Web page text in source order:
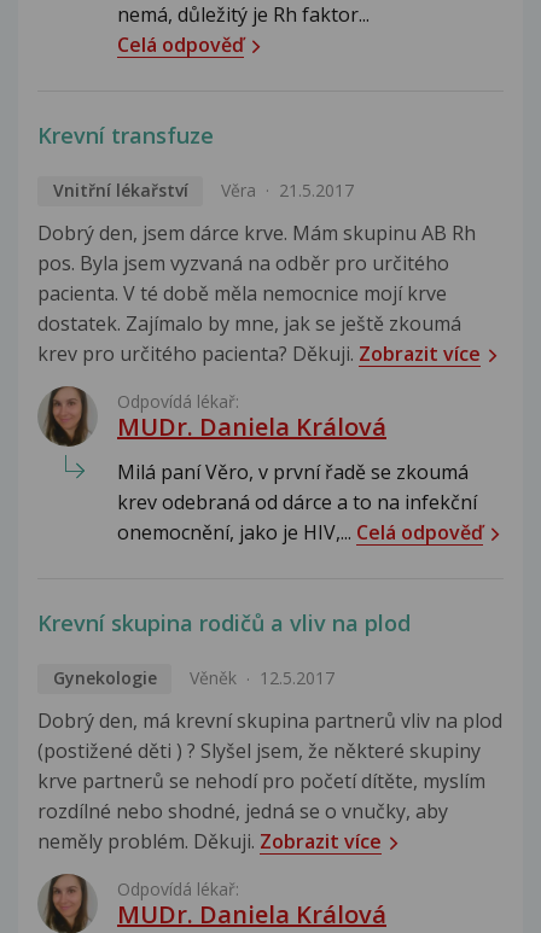
nemá, důležitý je Rh faktor...
Celá odpověď
Krevní transfuze
Vnitřní lékařství Věra 21.5.2017
Dobrý den, jsem dárce krve. Mám skupinu AB Rh
pos. Byla jsem vyzvaná na odběr pro určitého
pacienta. V té době měla nemocnice mojí krve
dostatek. Zajímalo by mne, jak se ještě zkoumá
krev pro určitého pacienta? Děkuji. Zobrazit více
Odpovídá lékař:
MUDr. Daniela Králová
Milá paní Věro, v první řadě se zkoumá
krev odebraná od dárce a to na infekční
onemocnění, jako je HIV,... Celá odpověď
Krevní skupina rodičů a vliv na plod
Gynekologie Věněk 12.5.2017
Dobrý den, má krevní skupina partnerů vliv na plod
(postižené děti ) ? Slyšel jsem, že některé skupiny
krve partnerů se nehodí pro početí dítěte, myslím
rozdílné nebo shodné, jedná se o vnučky, aby
neměly problém. Děkuji. Zobrazit více
Odpovídá lékař:
MUDr. Daniela Králová